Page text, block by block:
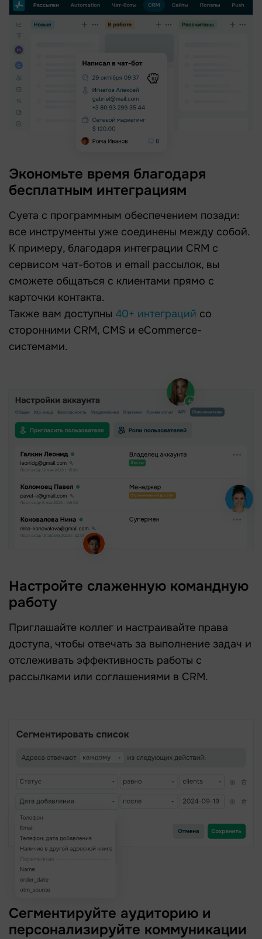
Экономьте время благодаря
бесплатным интеграциям
Суета с программным обеспечением позади:
все инструменты уже соединены между собой.
К примеру, благодаря интеграции CRM с
сервисом чат-ботов и email рассылок, вы
сможете общаться с клиентами прямо с
карточки контакта.
Также вам доступны 40+ интеграций со
сторонними CRM, CMS и eCommerce-
системами.
Настройте слаженную командную
работу
Приглашайте коллег и настраивайте права
доступа, чтобы отвечать за выполнение задач и
отслеживать эффективность работы с
рассылками или соглашениями в CRM.
Сегментируйте аудиторию и
персонализируйте коммуникации